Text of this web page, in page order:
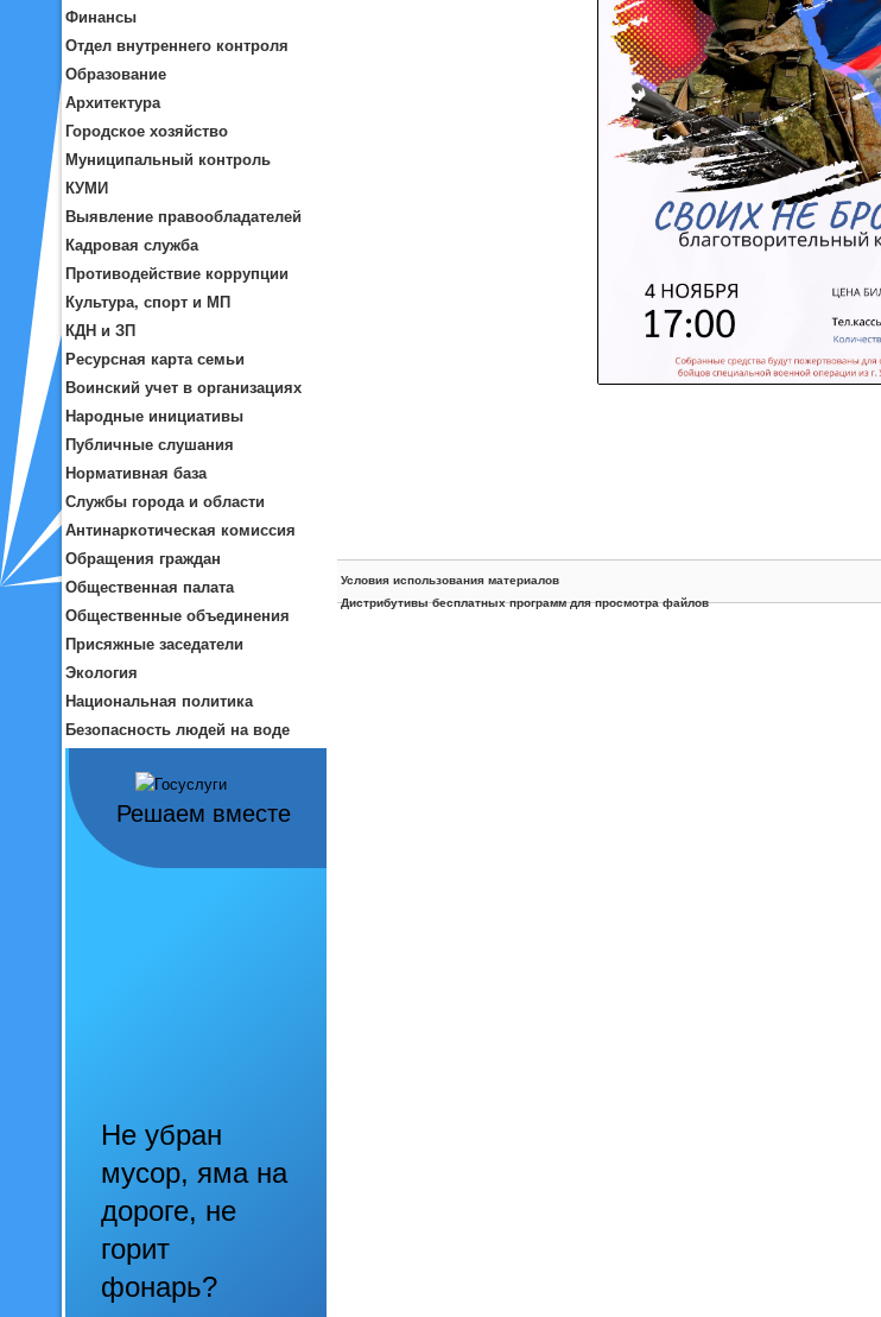
Финансы
Отдел внутреннего контроля
Образование
Архитектура
Городское хозяйство
Муниципальный контроль
КУМИ
Выявление правообладателей
Кадровая служба
Противодействие коррупции
Культура, спорт и МП
КДН и ЗП
Ресурсная карта семьи
Воинский учет в организациях
Народные инициативы
Публичные слушания
Нормативная база
Службы города и области
Антинаркотическая комиссия
Обращения граждан
Общественная палата
Общественные объединения
Присяжные заседатели
Экология
Национальная политика
Безопасность людей на воде
Решаем вместе
Не убран
мусор, яма на
дороге, не
горит
фонарь?
Условия использования материалов
Дистрибутивы бесплатных программ для просмотра файлов